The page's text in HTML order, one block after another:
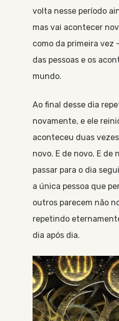
volta nesse período
mas vai acontecer
como da primeira vez
das pessoas e os
mundo.
Ao final desse dia
novamente, e ele
aconteceu duas
novo. E de novo. E de
passar para o dia
a única pessoa que
outros parecem não
repetindo
dia após dia.